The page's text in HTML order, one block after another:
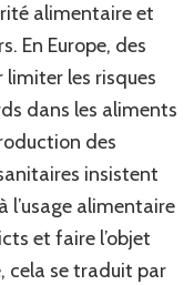
alimentaire et
En Europe, des
les risques
dans les aliments
des
insistent
l’usage alimentaire
et faire l’objet
cela se traduit par